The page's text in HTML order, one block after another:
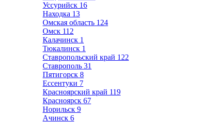
Уссурийск 16
Находка 13
Омская область 124
Омск 112
Калачинск 1
Тюкалинск 1
Ставропольский край 122
Ставрополь 31
Пятигорск 8
Ессентуки 7
Красноярский край 119
Красноярск 67
Норильск 9
Ачинск 6